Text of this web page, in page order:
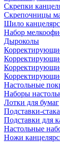
Скрепки
Скрепочницы
Шило
Набор
Дыроколы
Настольные
Наборы
Лотки для бумаг
Подставки-
Подставки для
Настольные
Ножи